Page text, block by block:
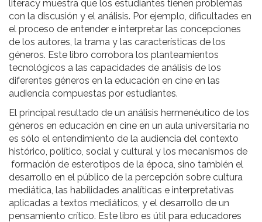
literacy muestra que los estudiantes tienen problemas
con la discusión y el análisis. Por ejemplo, dificultades en
el proceso de entender e interpretar las concepciones
de los autores, la trama y las características de los
géneros. Este libro corrobora los planteamientos
tecnológicos a las capacidades de análisis de los
diferentes géneros en la educación en cine en las
audiencia compuestas por estudiantes.
El principal resultado de un análisis hermenéutico de los
géneros en educación en cine en un aula universitaria no
es sólo el entendimiento de la audiencia del contexto
histórico, político, social y cultural y los mecanismos de
formación de esterotipos de la época, sino también el
desarrollo en el público de la percepción sobre cultura
mediática, las habilidades analíticas e interpretativas
aplicadas a textos mediáticos, y el desarrollo de un
pensamiento crítico. Este libro es útil para educadores